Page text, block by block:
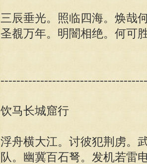
三辰垂光。照临四海。焕哉
圣覩万年。明闇相绝。何可
饮马长城窟行
浮舟横大江。讨彼犯荆虏。
队。幽冀百石弩。发机若雷